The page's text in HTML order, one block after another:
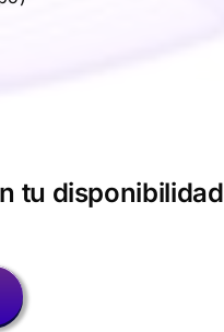
tu disponibilidad